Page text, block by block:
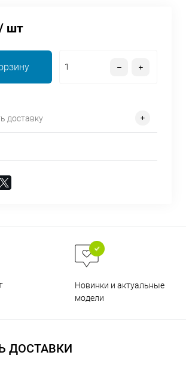
шт
доставку
Новинки и актуальные
модели
ДОСТАВКИ
2 недели
8 800 302-02-51